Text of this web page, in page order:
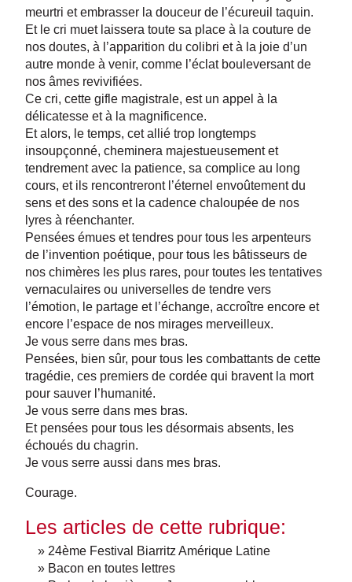
meurtri et embrasser la douceur de l’écureuil taquin.
Et le cri muet laissera toute sa place à la couture de
nos doutes, à l’apparition du colibri et à la joie d’un
autre monde à venir, comme l’éclat bouleversant de
nos âmes revivifiées.
Ce cri, cette gifle magistrale, est un appel à la
délicatesse et à la magnificence.
Et alors, le temps, cet allié trop longtemps
insoupçonné, cheminera majestueusement et
tendrement avec la patience, sa complice au long
cours, et ils rencontreront l’éternel envoûtement du
sens et des sons et la cadence chaloupée de nos
lyres à réenchanter.
Pensées émues et tendres pour tous les arpenteurs
de l’invention poétique, pour tous les bâtisseurs de
nos chimères les plus rares, pour toutes les tentatives
vernaculaires ou universelles de tendre vers
l’émotion, le partage et l’échange, accroître encore et
encore l’espace de nos mirages merveilleux.
Je vous serre dans mes bras.
Pensées, bien sûr, pour tous les combattants de cette
tragédie, ces premiers de cordée qui bravent la mort
pour sauver l’humanité.
Je vous serre dans mes bras.
Et pensées pour tous les désormais absents, les
échoués du chagrin.
Je vous serre aussi dans mes bras.
Courage.
Les articles de cette rubrique:
» 24ème Festival Biarritz Amérique Latine
» Bacon en toutes lettres